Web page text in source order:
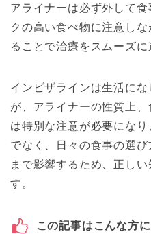
アライナーは必ず外して
クの高い食べ物に注意し
ることで治療をスムーズに
インビザラインは生活に
が、アライナーの性質上
は特別な注意が必要にな
でなく、日々の食事の選
まで影響するため、正し
す。
この記事はこんな方